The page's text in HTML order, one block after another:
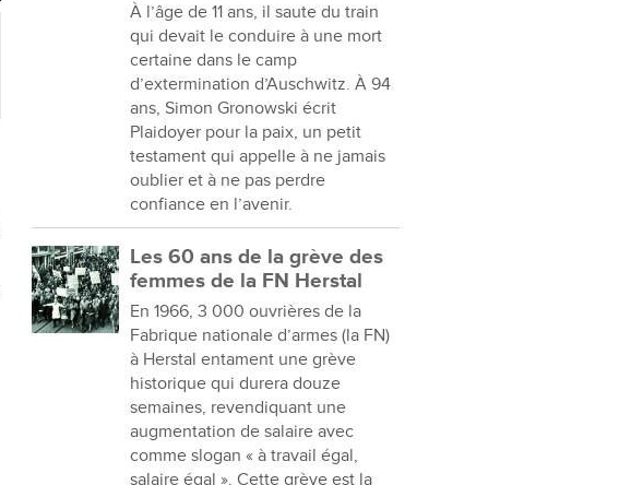
À l’âge de 11 ans, il saute du train
qui devait le conduire à une mort
certaine dans le camp
d’extermination d’Auschwitz. À 94
ans, Simon Gronowski écrit
Plaidoyer pour la paix, un petit
testament qui appelle à ne jamais
oublier et à ne pas perdre
confiance en l’avenir.
Les 60 ans de la grève des
femmes de la FN Herstal
En 1966, 3 000 ouvrières de la
Fabrique nationale d’armes (la FN)
à Herstal entament une grève
historique qui durera douze
semaines, revendiquant une
augmentation de salaire avec
comme slogan « à travail égal,
salaire égal ». Cette grève est la